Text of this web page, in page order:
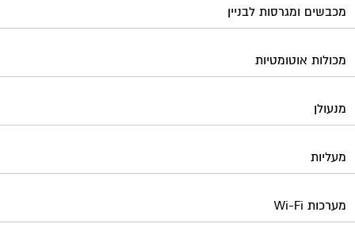
מכבשים ומגרסות לבניין
מכולות אוטומטיות
מנעולן
מעליות
מערכות Wi-Fi